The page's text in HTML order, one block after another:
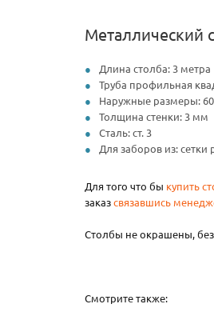
Металлический
Длина столба: 3 метра
Труба профильная
Наружные размеры:
Толщина стенки: 3 мм
Сталь: ст. 3
Для заборов из:
Для того что бы купить
заказсвязавшись
Столбы не окрашены,
Смотрите также: